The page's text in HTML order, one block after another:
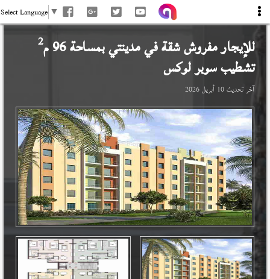
Select Language ▼
للإيجار مفروش شقة فيمدينتيبمساحة 96 م 2
تشطيب سوبر لوكس
آخر تحديث10 أبريل 2026